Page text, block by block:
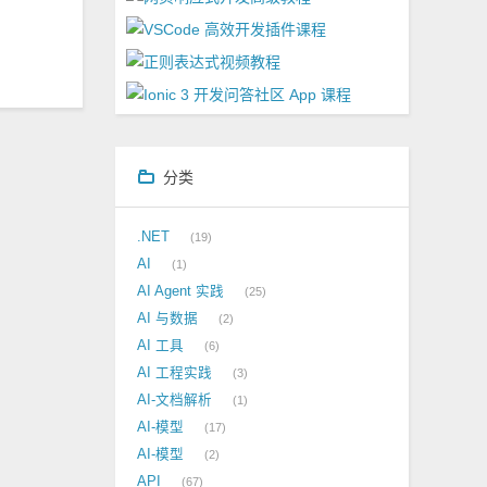
分类
.NET 19
AI 1
AI Agent 实践 25
AI 与数据 2
AI 工具 6
AI 工程实践 3
AI-文档解析 1
AI-模型 17
AI-模型 2
API 67